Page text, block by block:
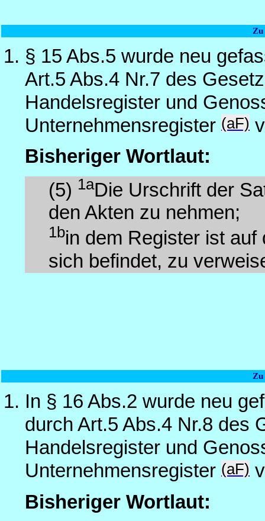
§ 15 Abs.5 wurde neu
Art.5 Abs.4 Nr.7 des
Handelsregister und
Unternehmensregister (aF)
Bisheriger Wortlaut:
(5) 1aDie Urschrift der
den Akten zu nehmen;
1bin dem Register ist
sich befindet, zu
In § 16 Abs.2 wurde neu
durch Art.5 Abs.4 Nr.8 des
Handelsregister und
Unternehmensregister (aF)
Bisheriger Wortlaut: